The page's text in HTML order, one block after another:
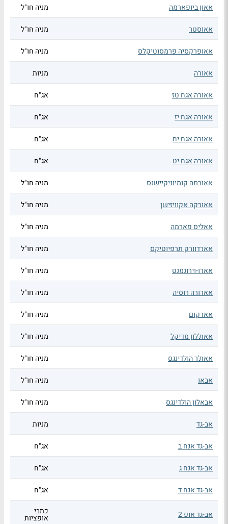
אאון ביופארמה מניה חו"ל
אאוסטר מניה חו"ל
אאופרקסיה פרמסוטיקלס מניה חו"ל
אאורה מניות
אאורה אגח טז אג"ח
אאורה אגח יז אג"ח
אאורה אגח יח אג"ח
אאורה אגח יט אג"ח
אאורמה קומיוניקיישנס מניה חו"ל
אאורקה אקוויזישן מניה חו"ל
אאליס פארמה מניה חו"ל
אארדוורק תרפיוטיקס מניה חו"ל
אארו-וירונמנט מניה חו"ל
אארורה רוסיה מניה חו"ל
אארקום מניה חו"ל
אאת'לון מדיקל מניה חו"ל
אאת'ר הולדינגס מניה חו"ל
אבאו מניה חו"ל
אבאלון הולדינגס מניה חו"ל
אב-גד מניות
אב-גד אגח ב אג"ח
אב-גד אגח ג אג"ח
אב-גד אגח ד אג"ח
אב-גד אופ 2 כתבי
אופציות